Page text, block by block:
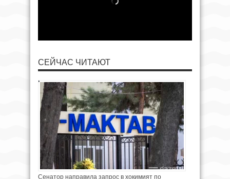
СЕЙЧАС ЧИТАЮТ
Сенатор направила запрос в хокимият по